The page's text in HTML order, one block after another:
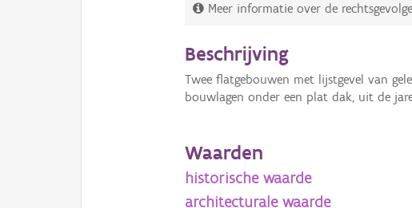
Meer informatie over de
Beschrijving
Twee flatgebouwen met lijstgevel van
bouwlagen onder een plat dak, uit de
Waarden
historische waarde
architecturale waarde